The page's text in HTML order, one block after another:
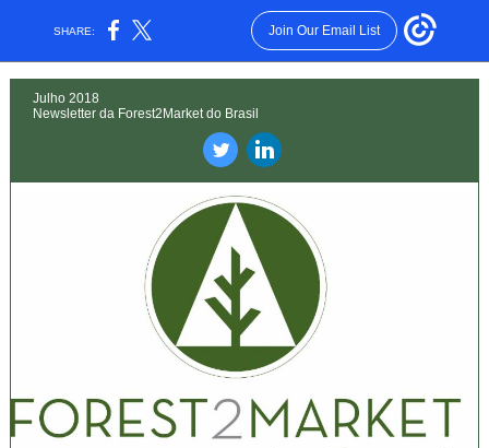
SHARE: Join Our Email List
Julho 2018
Newsletter da Forest2Market do Brasil